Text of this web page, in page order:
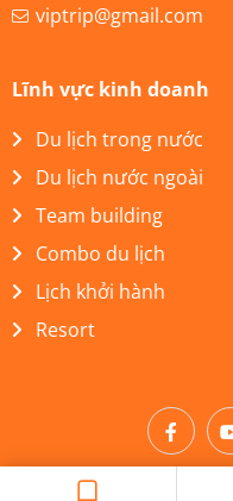
viptrip@gmail.com
Lĩnh vực kinh doanh
Du lịch trong nước
Du lịch nước ngoài
Team building
Combo du lịch
Lịch khởi hành
Resort